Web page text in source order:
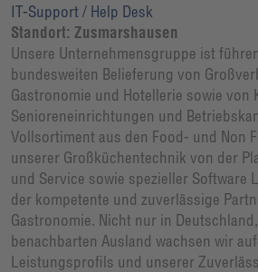
IT-Support / Help Desk
Standort: Zusmarshausen
Unsere Unternehmensgruppe ist
bundesweiten Belieferung von
Gastronomie und Hotellerie sowie von
Senioreneinrichtungen und
Vollsortiment aus den Food- und Non
unserer Großküchentechnik von der
und Service sowie spezieller Software
der kompetente und zuverlässige
Gastronomie. Nicht nur in
benachbarten Ausland wachsen wir
Leistungsprofils und unserer